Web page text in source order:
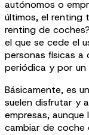
autónomos o
últimos, el renting
renting de
el que se cede el
personas físicas a
periódica y por
Básicamente, es
suelen disfrutar y
empresas,
cambiar de coche